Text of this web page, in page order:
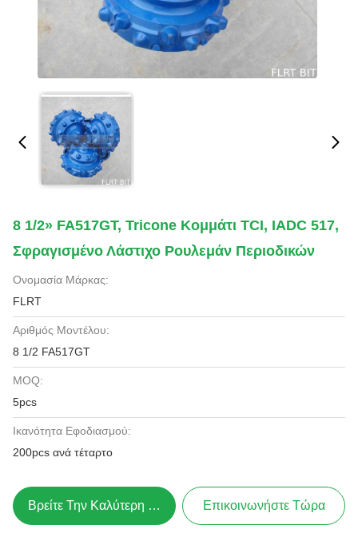
8 1/2» FA517GT, Tricone Κομμάτι TCI, IADC 517,
Σφραγισμένο Λάστιχο Ρουλεμάν Περιοδικών
Ονομασία Μάρκας:
FLRT
Αριθμός Μοντέλου:
8 1/2 FA517GT
MOQ:
5pcs
Ικανότητα Εφοδιασμού:
200pcs ανά τέταρτο
Βρείτε Την Καλύτερη Τιμή Επικοινωνήστε Τώρα